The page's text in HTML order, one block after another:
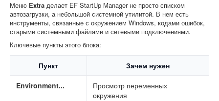
Меню Extra делает EF StartUp Manager не просто списком
автозагрузки, а небольшой системной утилитой. В нем есть
инструменты, связанные с окружением Windows, кодами ошибок,
старыми системными файлами и сетевыми подключениями.
Ключевые пункты этого блока:
Пункт Зачем нужен
Environment...
Просмотр переменных
окружения